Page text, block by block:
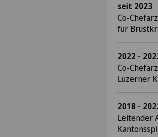
seit 2023
Co-
für
2022 -
Co-
Luzerner
2018 -
Leitender